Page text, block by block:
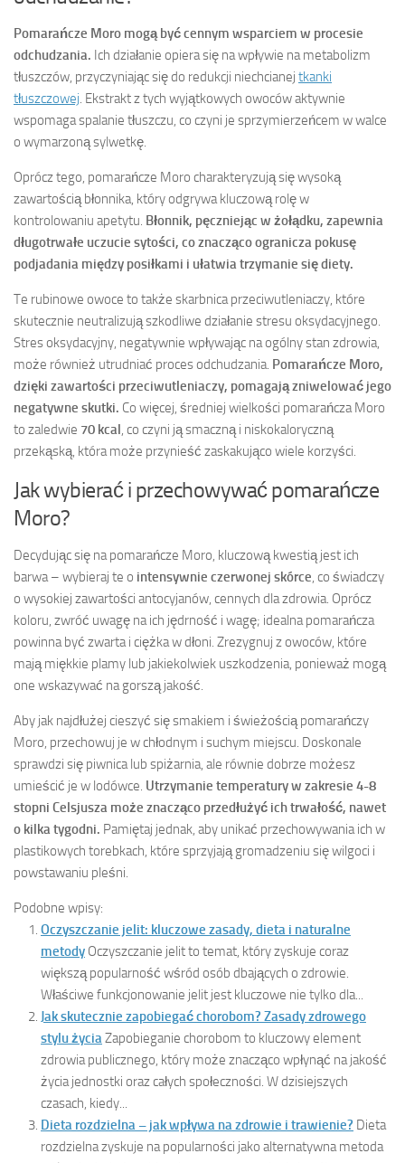
Pomarańcze Moro mogą być cennym wsparciem w procesie
odchudzania. Ich działanie opiera się na wpływie na metabolizm
tłuszczów, przyczyniając się do redukcji niechcianej tkanki
tłuszczowej. Ekstrakt z tych wyjątkowych owoców aktywnie
wspomaga spalanie tłuszczu, co czyni je sprzymierzeńcem w walce
o wymarzoną sylwetkę.
Oprócz tego, pomarańcze Moro charakteryzują się wysoką
zawartością błonnika, który odgrywa kluczową rolę w
kontrolowaniu apetytu. Błonnik, pęczniejąc w żołądku, zapewnia
długotrwałe uczucie sytości, co znacząco ogranicza pokusę
podjadania między posiłkami i ułatwia trzymanie się diety.
Te rubinowe owoce to także skarbnica przeciwutleniaczy, które
skutecznie neutralizują szkodliwe działanie stresu oksydacyjnego.
Stres oksydacyjny, negatywnie wpływając na ogólny stan zdrowia,
może również utrudniać proces odchudzania. Pomarańcze Moro,
dzięki zawartości przeciwutleniaczy, pomagają zniwelować jego
negatywne skutki. Co więcej, średniej wielkości pomarańcza Moro
to zaledwie 70 kcal, co czyni ją smaczną i niskokaloryczną
przekąską, która może przynieść zaskakująco wiele korzyści.
Jak wybierać i przechowywać pomarańcze
Moro?
Decydując się na pomarańcze Moro, kluczową kwestią jest ich
barwa – wybieraj te o intensywnie czerwonej skórce, co świadczy
o wysokiej zawartości antocyjanów, cennych dla zdrowia. Oprócz
koloru, zwróć uwagę na ich jędrność i wagę; idealna pomarańcza
powinna być zwarta i ciężka w dłoni. Zrezygnuj z owoców, które
mają miękkie plamy lub jakiekolwiek uszkodzenia, ponieważ mogą
one wskazywać na gorszą jakość.
Aby jak najdłużej cieszyć się smakiem i świeżością pomarańczy
Moro, przechowuj je w chłodnym i suchym miejscu. Doskonale
sprawdzi się piwnica lub spiżarnia, ale równie dobrze możesz
umieścić je w lodówce. Utrzymanie temperatury w zakresie 4-8
stopni Celsjusza może znacząco przedłużyć ich trwałość, nawet
o kilka tygodni. Pamiętaj jednak, aby unikać przechowywania ich w
plastikowych torebkach, które sprzyjają gromadzeniu się wilgoci i
powstawaniu pleśni.
Podobne wpisy:
Oczyszczanie jelit: kluczowe zasady, dieta i naturalne
metody Oczyszczanie jelit to temat, który zyskuje coraz
większą popularność wśród osób dbających o zdrowie.
Właściwe funkcjonowanie jelit jest kluczowe nie tylko dla...
Jak skutecznie zapobiegać chorobom? Zasady zdrowego
stylu życiaZapobieganie chorobom to kluczowy element
zdrowia publicznego, który może znacząco wpłynąć na jakość
życia jednostki oraz całych społeczności. W dzisiejszych
czasach, kiedy...
Dieta rozdzielna – jak wpływa na zdrowie i trawienie? Dieta
rozdzielna zyskuje na popularności jako alternatywna metoda